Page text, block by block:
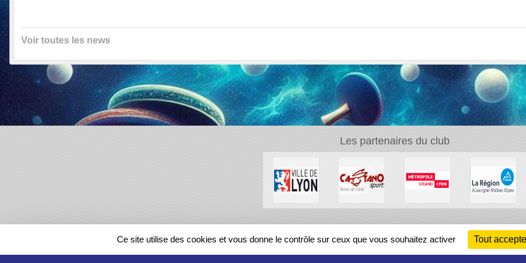
Voir toutes les news
Les partenaires du club
REGIONS
Ce site utilise des cookies et vous donne le contrôle sur ceux que vous souhaitez activer Tout